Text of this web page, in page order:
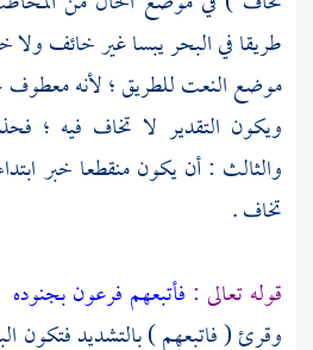
طريقا في البحر يبسا غير خائف
موضع النعت للطريق ؛ لأنه
ويكون التقدير لا تخاف فيه ؛
والثالث : أن يكون منقطعا خبر
تخاف .
قوله تعالى : فأتبعهم فرعون بجنوده
وقرئ ( فاتبعهم ) بالتشديد فتكون